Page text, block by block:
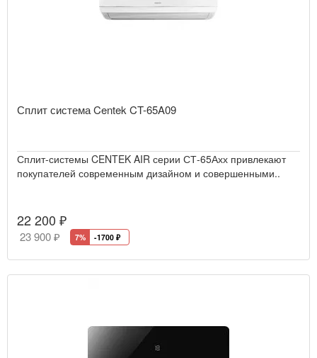
Сплит система Centek CT-65A09
Сплит-системы CENTEK AIR серии СТ-65Ахх привлекают
покупателей современным дизайном и совершенными..
22 200 ₽
23 900 ₽ 7% -1700 ₽